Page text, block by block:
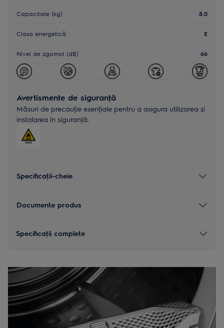
Capacitate (kg) 8.0
Clasa energetică E
Nivel de zgomot (dB) 66
Avertismente de siguranţă
Măsuri de precauţie esenţiale pentru a asigura utilizarea și
instalarea în siguranţă.
Specificaţii-cheie
Documente produs
Specificaţii complete